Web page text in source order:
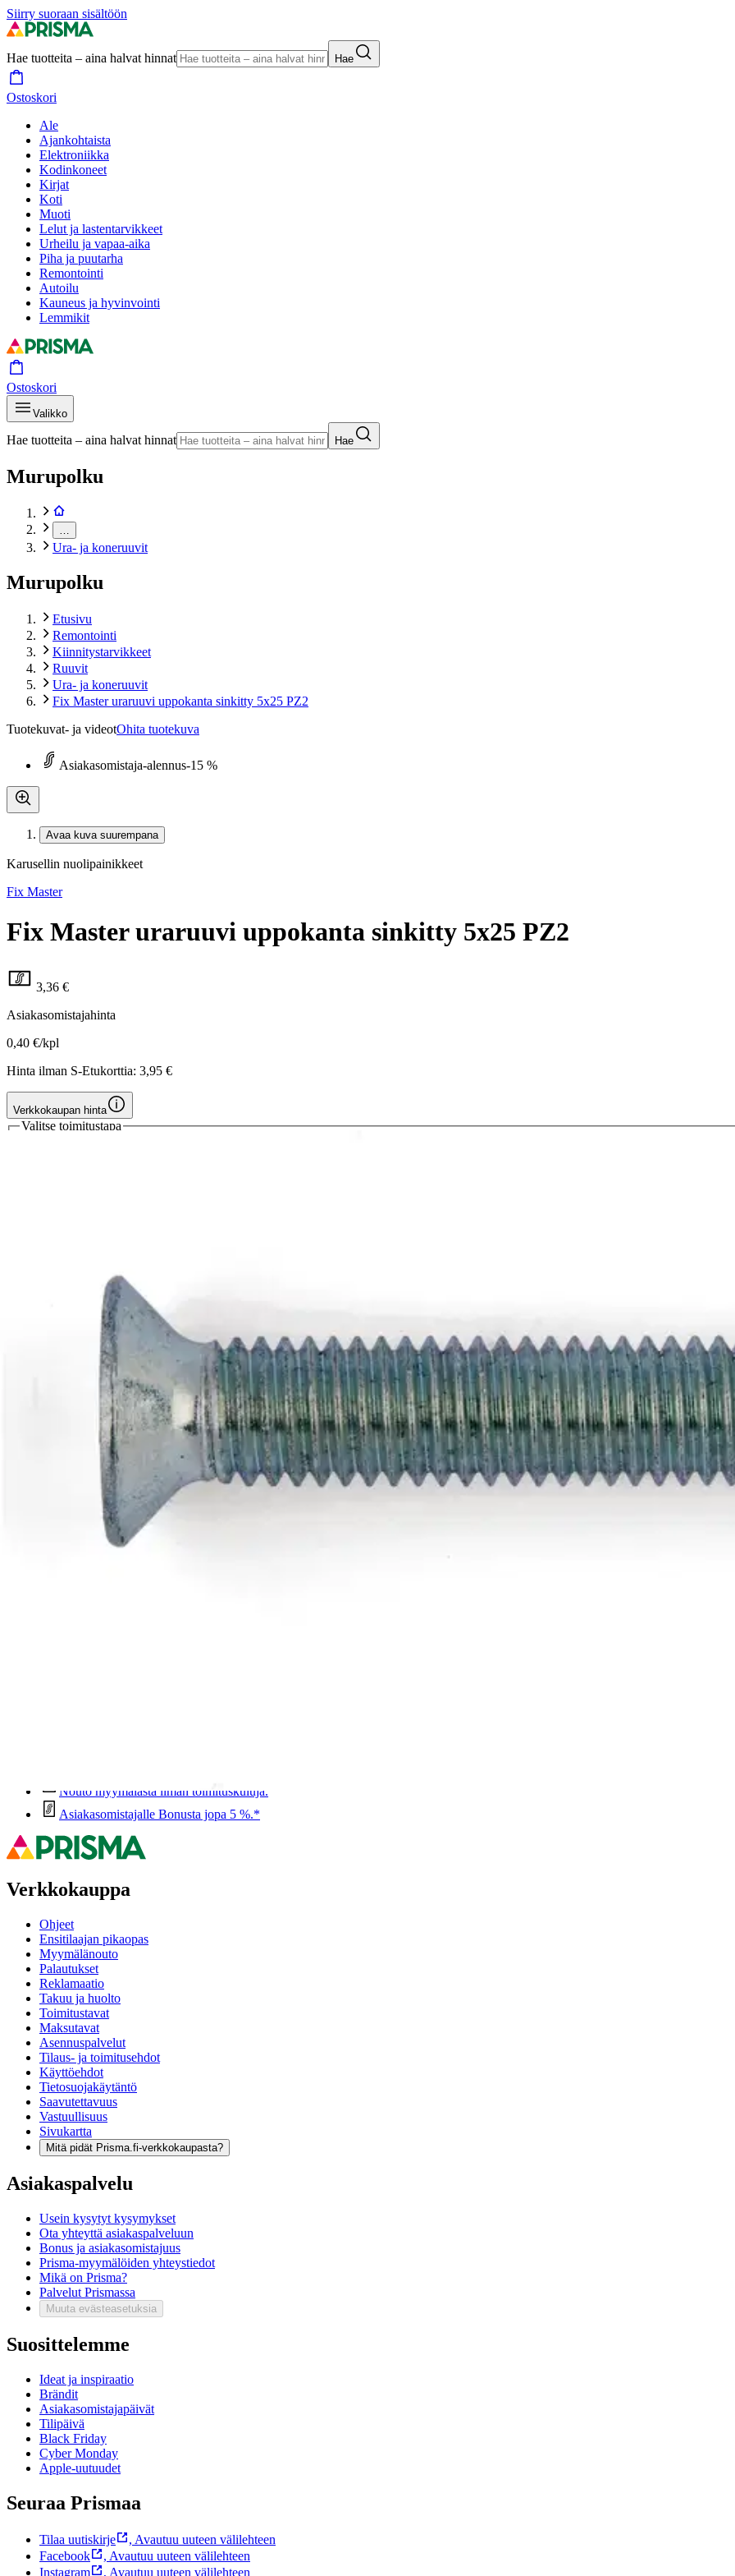
Siirry suoraan sisältöön
Hae tuotteita – aina halvat hinnat Hae
Ostoskori
Ale
Ajankohtaista
Elektroniikka
Kodinkoneet
Kirjat
Koti
Muoti
Lelut ja lastentarvikkeet
Urheilu ja vapaa-aika
Piha ja puutarha
Remontointi
Autoilu
Kauneus ja hyvinvointi
Lemmikit
Ostoskori
Valikko
Hae tuotteita – aina halvat hinnat Hae
Murupolku
Ura- ja koneruuvit
Murupolku
Etusivu
Remontointi
Kiinnitystarvikkeet
Ruuvit
Ura- ja koneruuvit
Fix Master uraruuvi uppokanta sinkitty 5x25 PZ2
Tuotekuvat- ja videotOhita tuotekuva
Asiakasomistaja-alennus-15 %
Avaa kuva suurempana
Karusellin nuolipainikkeet
Fix Master
Fix Master uraruuvi uppokanta sinkitty 5x25 PZ2
3,36 €
Asiakasomistajahinta
0,40 €/kpl
Hinta ilman S-Etukorttia: 3,95 €
Verkkokaupan hinta
Valitse toimitustapa
Etu ei koske Suuri‑lisäpalvelulla toimitettavia tuotteita.
Tarkista myymäläsaatavuus
Tuotekuvaus
Sähkösinkitty uppokanta uraruuvi; Sisätila käyttöön; PZ-kanta.
Nouto myymälästä ilman toimituskuluja.
Asiakasomistajalle Bonusta jopa 5 %.*
Verkkokauppa
Ohjeet
Ensitilaajan pikaopas
Myymälänouto
Palautukset
Reklamaatio
Takuu ja huolto
Toimitustavat
Maksutavat
Asennuspalvelut
Tilaus- ja toimitusehdot
Käyttöehdot
Tietosuojakäytäntö
Saavutettavuus
Vastuullisuus
Sivukartta
Mitä pidät Prisma.fi-verkkokaupasta?
Asiakaspalvelu
Usein kysytyt kysymykset
Ota yhteyttä asiakaspalveluun
Bonus ja asiakasomistajuus
Prisma-myymälöiden yhteystiedot
Mikä on Prisma?
Palvelut Prismassa
Muuta evästeasetuksia
Suosittelemme
Ideat ja inspiraatio
Brändit
Asiakasomistajapäivät
Tilipäivä
Black Friday
Cyber Monday
Apple-uutuudet
Seuraa Prismaa
Tilaa uutiskirje , Avautuu uuteen välilehteen
Facebook
, Avautuu uuteen välilehteen
Instagram
, Avautuu uuteen välilehteen